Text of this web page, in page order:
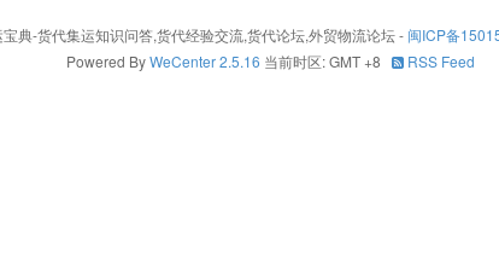
典-货代集运知识问答,货代经验交流,货代论坛,外贸物流论坛- 闽ICP备
Powered ByWeCenter 2.5.16 当前时区: GMT +8 RSS Feed